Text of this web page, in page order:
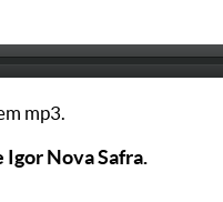
mp3.
Igor Nova Safra.